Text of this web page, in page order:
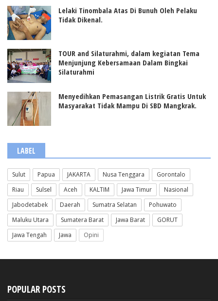
Lelaki Tinombala Atas Di Bunuh Oleh Pelaku
Tidak Dikenal.
TOUR and Silaturahmi, dalam kegiatan Tema
Menjunjung Kebersamaan Dalam Bingkai
Silaturahmi
Menyedihkan Pemasangan Listrik Gratis Untuk
Masyarakat Tidak Mampu Di SBD Mangkrak.
LABEL
Sulut Papua JAKARTA Nusa Tenggara
Gorontalo
Riau
Sulsel Aceh KALTIM Jawa Timur
Nasional
Jabodetabek
Daerah Sumatra Selatan
Pohuwato
Maluku Utara
Sumatera Barat Jawa Barat
GORUT
Jawa Tengah
Jawa Opini
POPULAR POSTS